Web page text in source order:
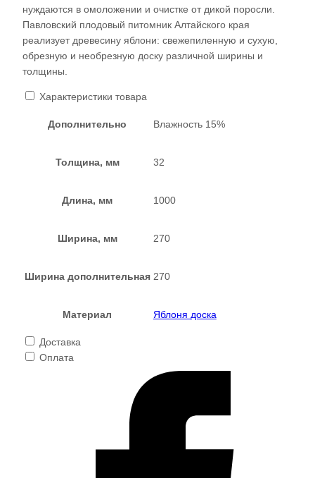
нуждаются в омоложении и очистке от дикой поросли.
Павловский плодовый питомник Алтайского края
реализует древесину яблони: свежепиленную и сухую,
обрезную и необрезную доску различной ширины и
толщины.
Характеристики товара
Дополнительно Влажность 15%
Толщина, мм 32
Длина, мм 1000
Ширина, мм 270
Ширина дополнительная 270
Материал Яблоня доска
Доставка
Оплата